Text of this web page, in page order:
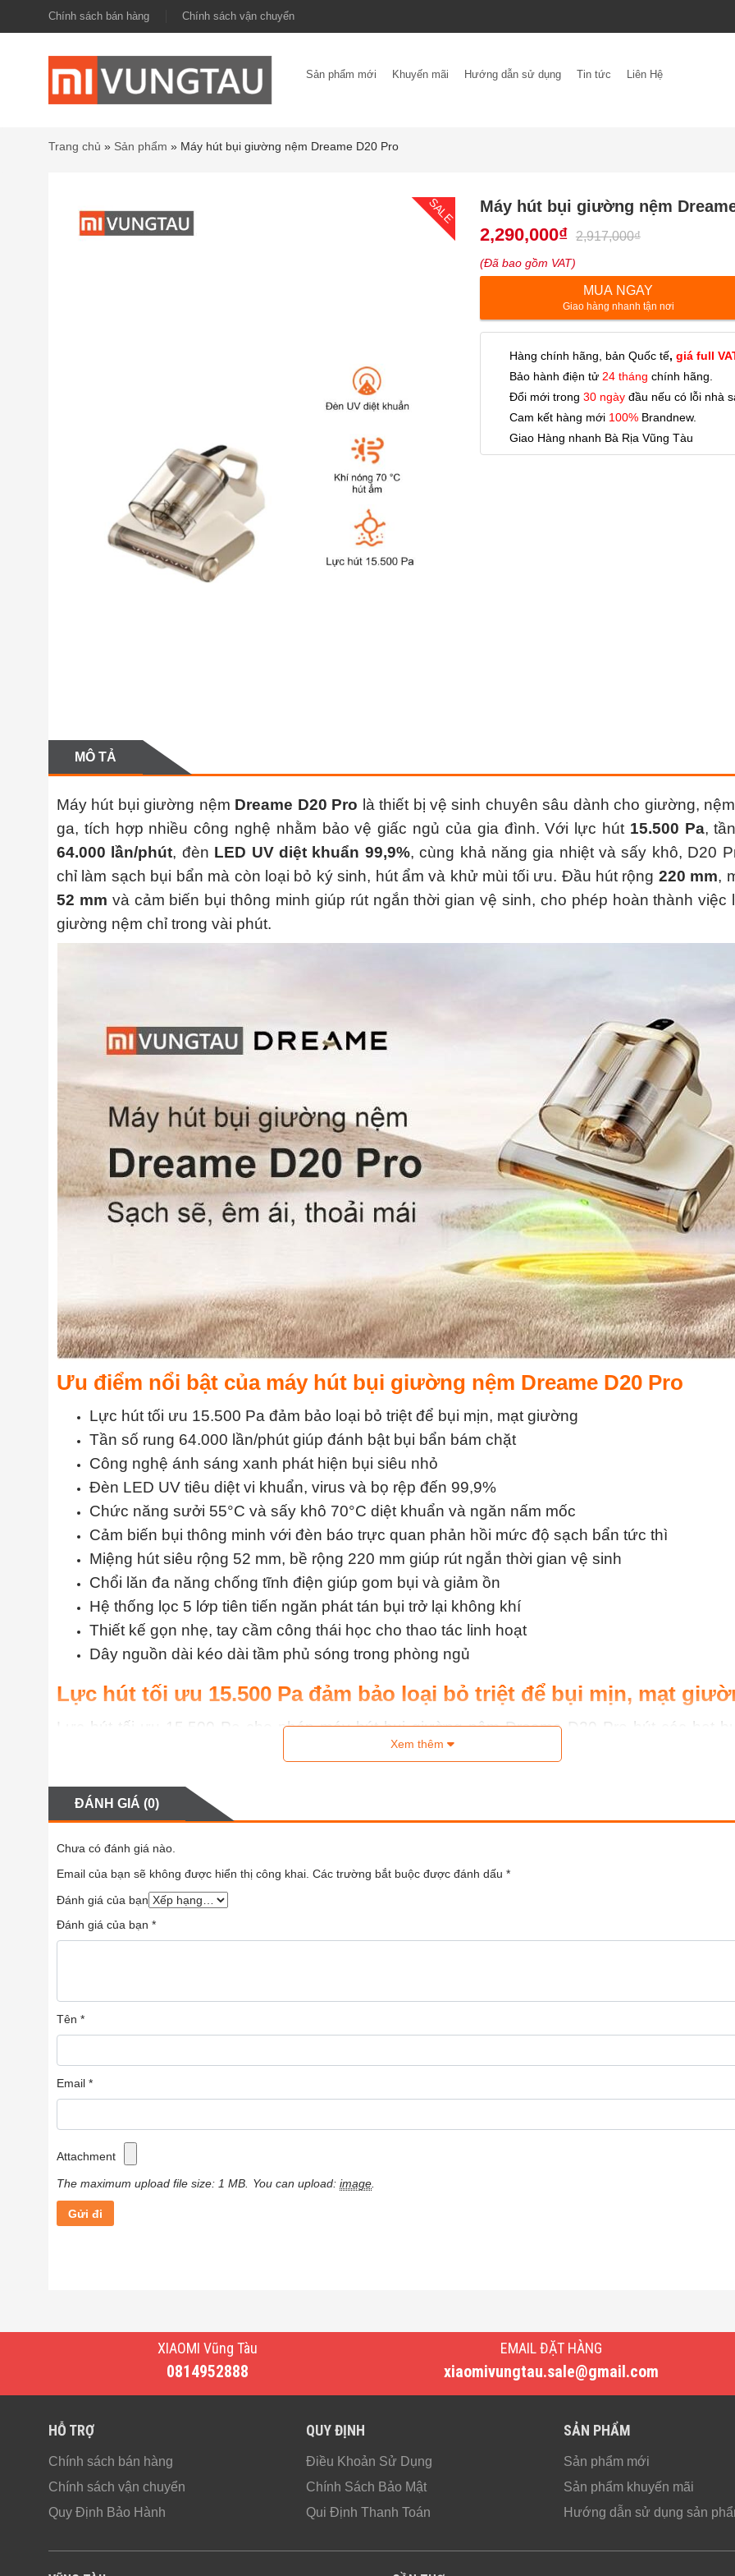
Chính sách bán hàng Chính sách vận chuyển
Sản phẩm mới Khuyến mãi Hướng dẫn sử dụng Tin tức
Liên Hệ
Trang chủ » Sản phẩm » Máy hút bụi giường nệm Dreame D20 Pro
SALE Máy hút bụi giường nệm
2,290,000₫ 2,917,000₫
(Đã bao gồm VAT)
MUA NGAY
Giao hàng nhanh tận nơi
Hàng chính hãng, bản Quốc tế, giá full
Bảo hành điện tử24 tháng chính hãng.
Đổi mới trong 30 ngàyđầu nếu có lỗi nhà
Cam kết hàng mới 100%Brandnew.
Giao Hàng nhanh Bà Rịa Vũng Tàu
MÔ TẢ
Máy hút bụi giường nệm Dreame D20 Pro là thiết bị vệ sinh chuyên sâu dành cho giường,
ga, tích hợp nhiều công nghệ nhằm bảo vệ giấc ngủ của gia đình. Với lực hút 15.500 Pa,
64.000 lần/phút, đèn LED UV diệt khuẩn 99,9%, cùng khả năng gia nhiệt và sấy khô, D20
chỉ làm sạch bụi bẩn mà còn loại bỏ ký sinh, hút ẩm và khử mùi tối ưu. Đầu hút rộng 220 mm,
52 mm và cảm biến bụi thông minh giúp rút ngắn thời gian vệ sinh, cho phép hoàn thành việc
giường nệm chỉ trong vài phút.
Ưu điểm nổi bật của máy hút bụi giường nệm Dreame D20 Pro
Lực hút tối ưu 15.500 Pa đảm bảo loại bỏ triệt để bụi mịn, mạt giường
Tần số rung 64.000 lần/phút giúp đánh bật bụi bẩn bám chặt
Công nghệ ánh sáng xanh phát hiện bụi siêu nhỏ
Đèn LED UV tiêu diệt vi khuẩn, virus và bọ rệp đến 99,9%
Chức năng sưởi 55°C và sấy khô 70°C diệt khuẩn và ngăn nấm mốc
Cảm biến bụi thông minh với đèn báo trực quan phản hồi mức độ sạch bẩn tức thì
Miệng hút siêu rộng 52 mm, bề rộng 220 mm giúp rút ngắn thời gian vệ sinh
Chổi lăn đa năng chống tĩnh điện giúp gom bụi và giảm ồn
Hệ thống lọc 5 lớp tiên tiến ngăn phát tán bụi trở lại không khí
Thiết kế gọn nhẹ, tay cầm công thái học cho thao tác linh hoạt
Dây nguồn dài kéo dài tầm phủ sóng trong phòng ngủ
Lực hút tối ưu 15.500 Pa đảm bảo loại bỏ triệt để bụi mịn, mạt
Lực hút tối ưu 15.500 Pa cho phép máy hút bụi giường nệm Dreame D20 Pro hút các hạt
giường ẩn trong sợi vải mà nhiều thiết bị khác khó tiếp cận tới. Kết hợp thiết kế miệng hút rộng
ứng và cải thiện chất lượng không khí trong phòng ngủ. Đây là tính năng then chốt để bảo vệ
cho cả gia đình.
Xem thêm
ĐÁNH GIÁ (0)
Chưa có đánh giá nào.
Email của bạn sẽ không được hiển thị công khai. Các trường bắt buộc được đánh dấu *
Đánh giá của bạn
Đánh giá của bạn *
Tên *
Email *
Attachment
The maximum upload file size: 1 MB. You can upload: image
XIAOMI Vũng Tàu
0814952888
EMAIL ĐẶT HÀNG
xiaomivungtau.sale@gmail.com
HỖ TRỢ
Chính sách bán hàng
Chính sách vận chuyển
Quy Định Bảo Hành
QUY ĐỊNH
Điều Khoản Sử Dụng
Chính Sách Bảo Mật
Qui Định Thanh Toán
SẢN PHẨM
Sản phẩm mới
Sản phẩm khuyến mãi
Hướng dẫn sử dụng sản